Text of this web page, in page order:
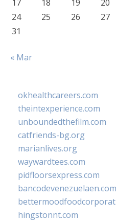
17 18 19 20
24
25 26 27
31
« Mar
okhealthcareers.com
theintexperience.com
unboundedthefilm.com
catfriends-bg.org
marianlives.org
waywardtees.com
pidfloorsexpress.com
bancodevenezuelaen.com
hingstonnt.com